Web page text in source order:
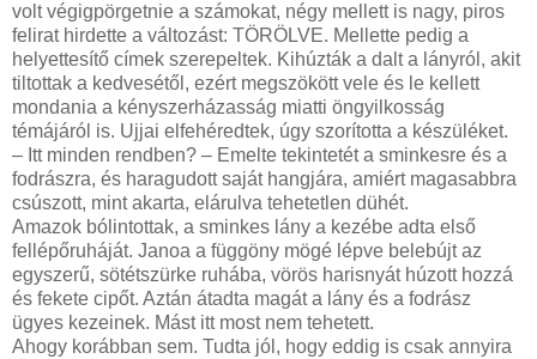
volt végigpörgetnie a számokat, négy mellett is nagy, piros
felirat hirdette a változást: TÖRÖLVE. Mellette pedig a
helyettesítő címek szerepeltek. Kihúzták a dalt a lányról, akit
tiltottak a kedvesétől, ezért megszökött vele és le kellett
mondania a kényszerházasság miatti öngyilkosság
témájáról is. Ujjai elfehéredtek, úgy szorította a készüléket.
– Itt minden rendben? – Emelte tekintetét a sminkesre és a
fodrászra, és haragudott saját hangjára, amiért magasabbra
csúszott, mint akarta, elárulva tehetetlen dühét.
Amazok bólintottak, a sminkes lány a kezébe adta első
fellépőruháját. Janoa a függöny mögé lépve belebújt az
egyszerű, sötétszürke ruhába, vörös harisnyát húzott hozzá
és fekete cipőt. Aztán átadta magát a lány és a fodrász
ügyes kezeinek. Mást itt most nem tehetett.
Ahogy korábban sem. Tudta jól, hogy eddig is csak annyira